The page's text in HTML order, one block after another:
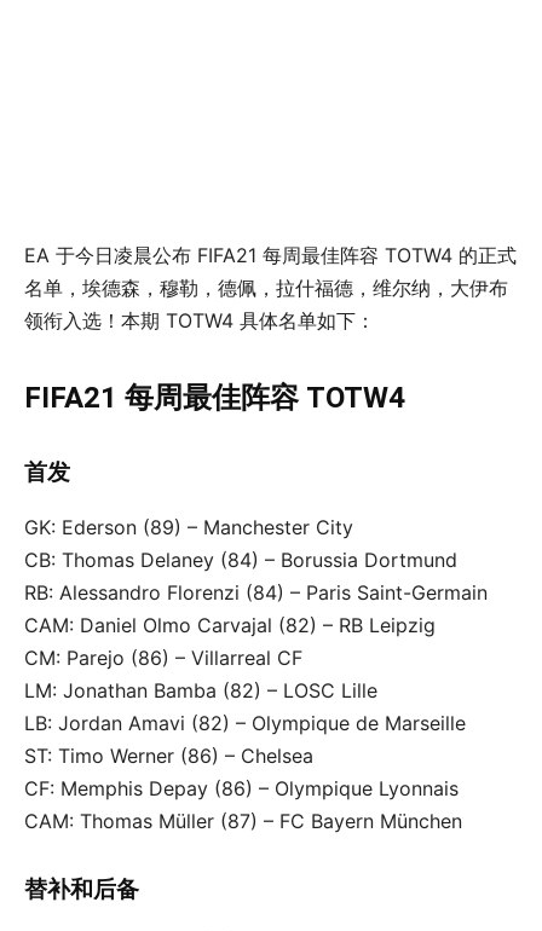
EA 于今日凌晨公布 FIFA21 每周最佳阵容 TOTW4 的正式
名单，埃德森，穆勒，德佩，拉什福德，维尔纳，大伊布
领衔入选！本期 TOTW4 具体名单如下：
FIFA21 每周最佳阵容 TOTW4
首发
GK: Ederson (89) – Manchester City
CB: Thomas Delaney (84) – Borussia Dortmund
RB: Alessandro Florenzi (84) – Paris Saint-Germain
CAM: Daniel Olmo Carvajal (82) – RB Leipzig
CM: Parejo (86) – Villarreal CF
LM: Jonathan Bamba (82) – LOSC Lille
LB: Jordan Amavi (82) – Olympique de Marseille
ST: Timo Werner (86) – Chelsea
CF: Memphis Depay (86) – Olympique Lyonnais
CAM: Thomas Müller (87) – FC Bayern München
替补和后备